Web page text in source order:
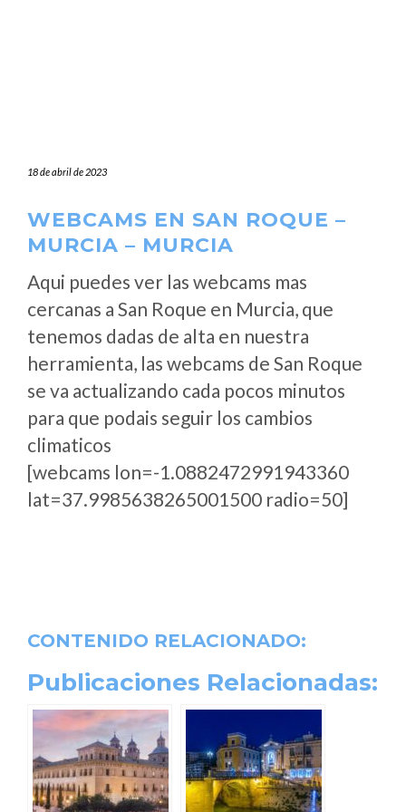
18 de abril de 2023
WEBCAMS EN SAN ROQUE –
MURCIA – MURCIA
Aqui puedes ver las webcams mas
cercanas a San Roque en Murcia, que
tenemos dadas de alta en nuestra
herramienta, las webcams de San Roque
se va actualizando cada pocos minutos
para que podais seguir los cambios
climaticos
[webcams lon=-1.0882472991943360
lat=37.9985638265001500 radio=50]
CONTENIDO RELACIONADO:
Publicaciones Relacionadas: